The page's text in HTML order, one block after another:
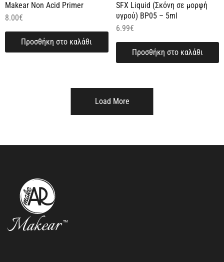
Makear Non Acid Primer
8.00€
Προσθήκη στο καλάθι
SFX Liquid (Σκόνη σε μορφή
υγρού) BP05 – 5ml
6.99€
Προσθήκη στο καλάθι
Load More